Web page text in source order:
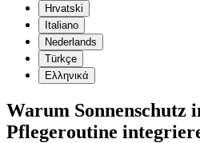
Hrvatski
Italiano
Nederlands
Türkçe
Ελληνικά
Warum Sonnenschutz
Pflegeroutine